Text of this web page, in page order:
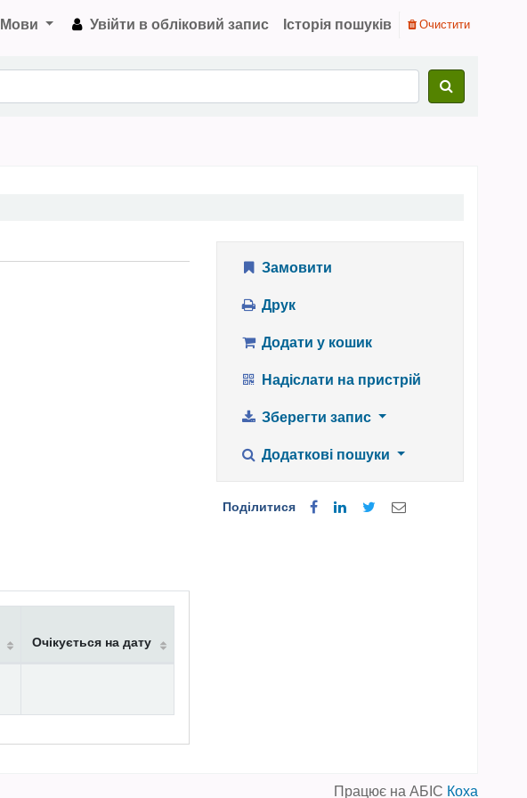
Мови Увійти в обліковий запис Історія пошуків Очистити
Очікується на дату
Замовити
Друк
Додати у кошик
Надіслати на пристрій
Зберегти запис
Додаткові пошуки
Поділитися
Працює на АБІС Коха